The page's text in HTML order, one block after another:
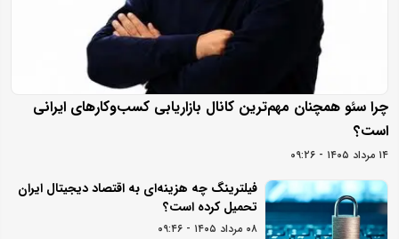
چرا سئو همچنان مهم‌ترین کانال بازاریابی کسب‌وکارهای ایرانی
است؟
۱۴ مرداد ۱۴۰۵ - ۰۹:۲۶
فیلترینگ چه هزینه‌ای به اقتصاد دیجیتال ایران
تحمیل کرده است؟
۰۸ مرداد ۱۴۰۵ - ۰۹:۴۶